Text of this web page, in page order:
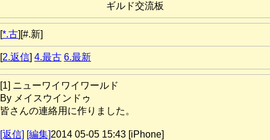
ギルド交流板
[*.古][#.新]
[2.返信] 4.最古 6.最新
[1] ニューワイワイワールド
By メイスウインドゥ
皆さんの連絡用に作りました。
[返信] [編集]2014 05-05 15:43 [iPhone]